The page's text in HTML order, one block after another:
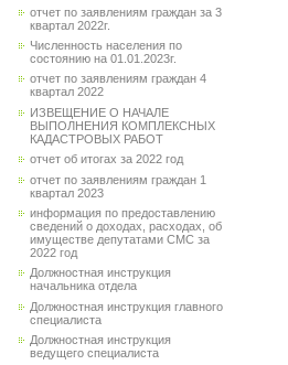
отчет по заявлениям граждан за 3
квартал 2022г.
Численность населения по
состоянию на 01.01.2023г.
отчет по заявлениям граждан 4
квартал 2022
ИЗВЕЩЕНИЕ О НАЧАЛЕ
ВЫПОЛНЕНИЯ КОМПЛЕКСНЫХ
КАДАСТРОВЫХ РАБОТ
отчет об итогах за 2022 год
отчет по заявлениям граждан 1
квартал 2023
информация по предоставлению
сведений о доходах, расходах, об
имуществе депутатами СМС за
2022 год
Должностная инструкция
начальника отдела
Должностная инструкция главного
специалиста
Должностная инструкция
ведущего специалиста